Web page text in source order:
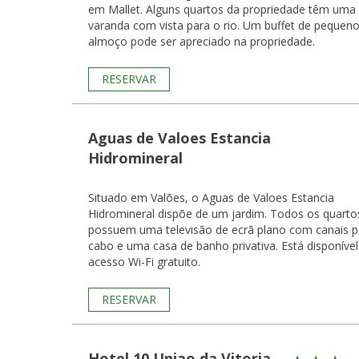
em Mallet. Alguns quartos da propriedade têm uma
varanda com vista para o rio. Um buffet de pequeno-
almoço pode ser apreciado na propriedade.
RESERVAR
Aguas de Valoes Estancia
Hidromineral
Situado em Valões, o Aguas de Valoes Estancia
Hidromineral dispõe de um jardim. Todos os
possuem uma televisão de ecrã plano com canais
cabo e uma casa de banho privativa. Está disponível
acesso Wi-Fi gratuito.
RESERVAR